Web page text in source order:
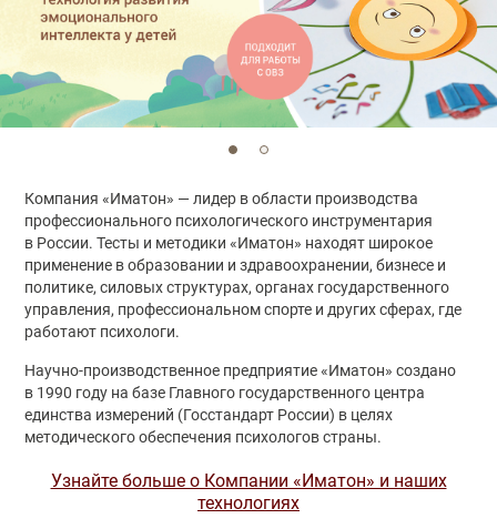
О нас
Компания «Иматон» — лидер в области производства
профессионального психологического инструментария
в России. Тесты и методики «Иматон» находят широкое
применение в образовании и здравоохранении, бизнесе и
политике, силовых структурах, органах государственного
управления, профессиональном спорте и других сферах, где
работают психологи.
Научно-производственное предприятие «Иматон» создано
в 1990 году на базе Главного государственного центра
единства измерений (Госстандарт России) в целях
методического обеспечения психологов страны.
Узнайте больше о Компании «Иматон» и наших
технологиях